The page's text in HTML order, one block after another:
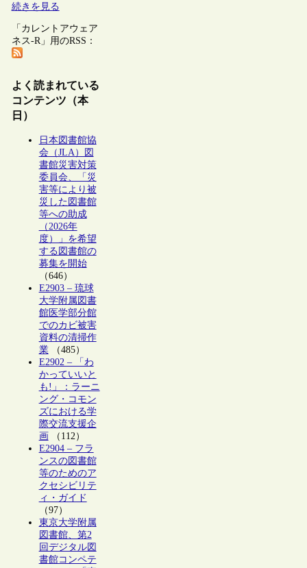
続きを見る
「カレントアウェア
ネス-R」用のRSS：
よく読まれている
コンテンツ（本
日）
日本図書館協
会（JLA）図
書館災害対策
委員会、「災
害等により被
災した図書館
等への助成
（2026年
度）」を希望
する図書館の
募集を開始
（646）
E2903 – 琉球
大学附属図書
館医学部分館
でのカビ被害
資料の清掃作
業（485）
E2902 – 「わ
かっていいと
も!」：ラーニ
ング・コモン
ズにおける学
際交流支援企
画 （112）
E2904 – フラ
ンスの図書館
等のためのア
クセシビリテ
ィ・ガイド
（97）
東京大学附属
図書館、第2
回デジタル図
書館コンペテ